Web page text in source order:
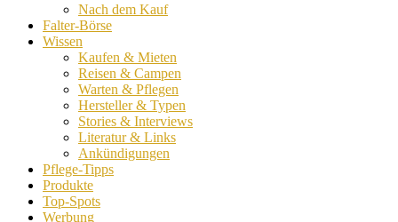
Nach dem Kauf
Falter-Börse
Wissen
Kaufen & Mieten
Reisen & Campen
Warten & Pflegen
Hersteller & Typen
Stories & Interviews
Literatur & Links
Ankündigungen
Pflege-Tipps
Produkte
Top-Spots
Werbung